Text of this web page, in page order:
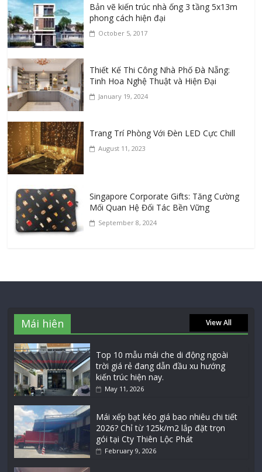
Bản vẽ kiến trúc nhà ống 3 tầng 5x13m
phong cách hiện đại
October 5, 2017
Thiết Kế Thi Công Nhà Phố Đà Nẵng:
Tinh Hoa Nghệ Thuật và Hiện Đại
January 19, 2024
Trang Trí Phòng Với Đèn LED Cực Chill
August 11, 2023
Singapore Corporate Gifts: Tăng Cường
Mối Quan Hệ Đối Tác Bền Vững
September 8, 2024
Mái hiên View All
Top 10 mẫu mái che di động ngoài
trời giá rẻ đang dẫn đầu xu hướng
kiến trúc hiện nay.
May 11, 2026
Mái xếp bạt kéo giá bao nhiêu chi tiết
2026? Chỉ từ 125k/m2 lắp đặt trọn
gói tại Cty Thiên Lộc Phát
February 9, 2026